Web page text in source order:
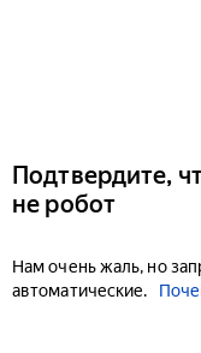
Подтвердите,
не робот
Нам очень жаль, но
автоматические.